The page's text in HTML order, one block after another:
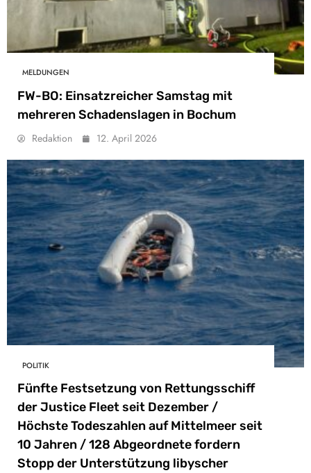
MELDUNGEN
FW-BO: Einsatzreicher Samstag mit
mehreren Schadenslagen in Bochum
Redaktion 12. April 2026
POLITIK
Fünfte Festsetzung von Rettungsschiff
der Justice Fleet seit Dezember /
Höchste Todeszahlen auf Mittelmeer seit
10 Jahren / 128 Abgeordnete fordern
Stopp der Unterstützung libyscher